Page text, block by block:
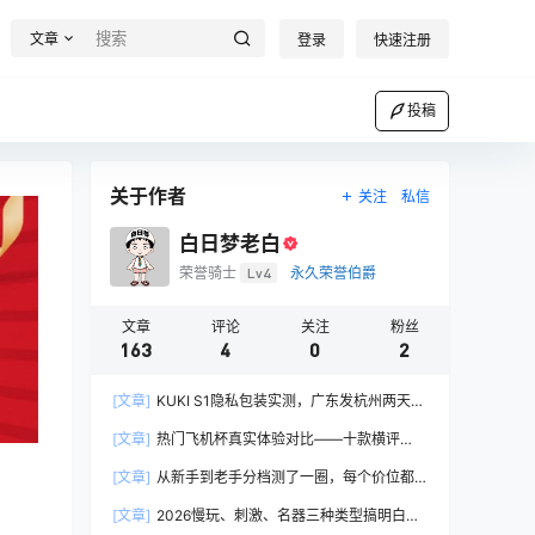
文章 登录 快速注册
投稿
关于作者 关注 私信
白日梦老白
荣誉骑士 Lv4 永久荣誉伯爵
文章
163
评论
4
关注
0
粉丝
2
[文章] KUKI S1隐私包装实测，广东发杭州两天
[文章] 热门飞机杯真实体验对比——十款横评
[文章] 从新手到老手分档测了一圈，每个价位都
[文章] 2026慢玩、刺激、名器三种类型搞明白了